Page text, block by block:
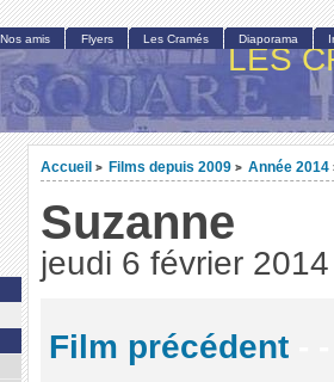
LES
Accueil > Films depuis 2009 > Année 2014
Suzanne
jeudi 6 février 2014
Film précédent
Nos amis Flyers Les Cramés Diaporama